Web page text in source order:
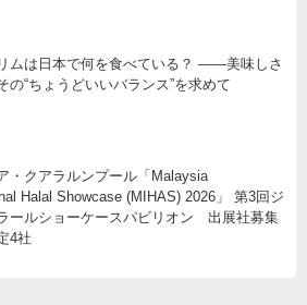
ムは日本で何を食べている？ ――美味しさ
の“ちょうどいいバランス”を求めて
・クアラルンプール「Malaysia
Halal Showcase (MIHAS) 2026」 第3回ジ
ールショーケースパビリオン 出展社募集
4社